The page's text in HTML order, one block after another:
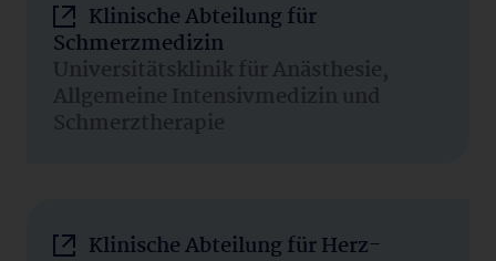
Klinische Abteilung für
Schmerzmedizin
Universitätsklinik für Anästhesie,
Allgemeine Intensivmedizin und
Schmerztherapie
Klinische Abteilung für Herz-